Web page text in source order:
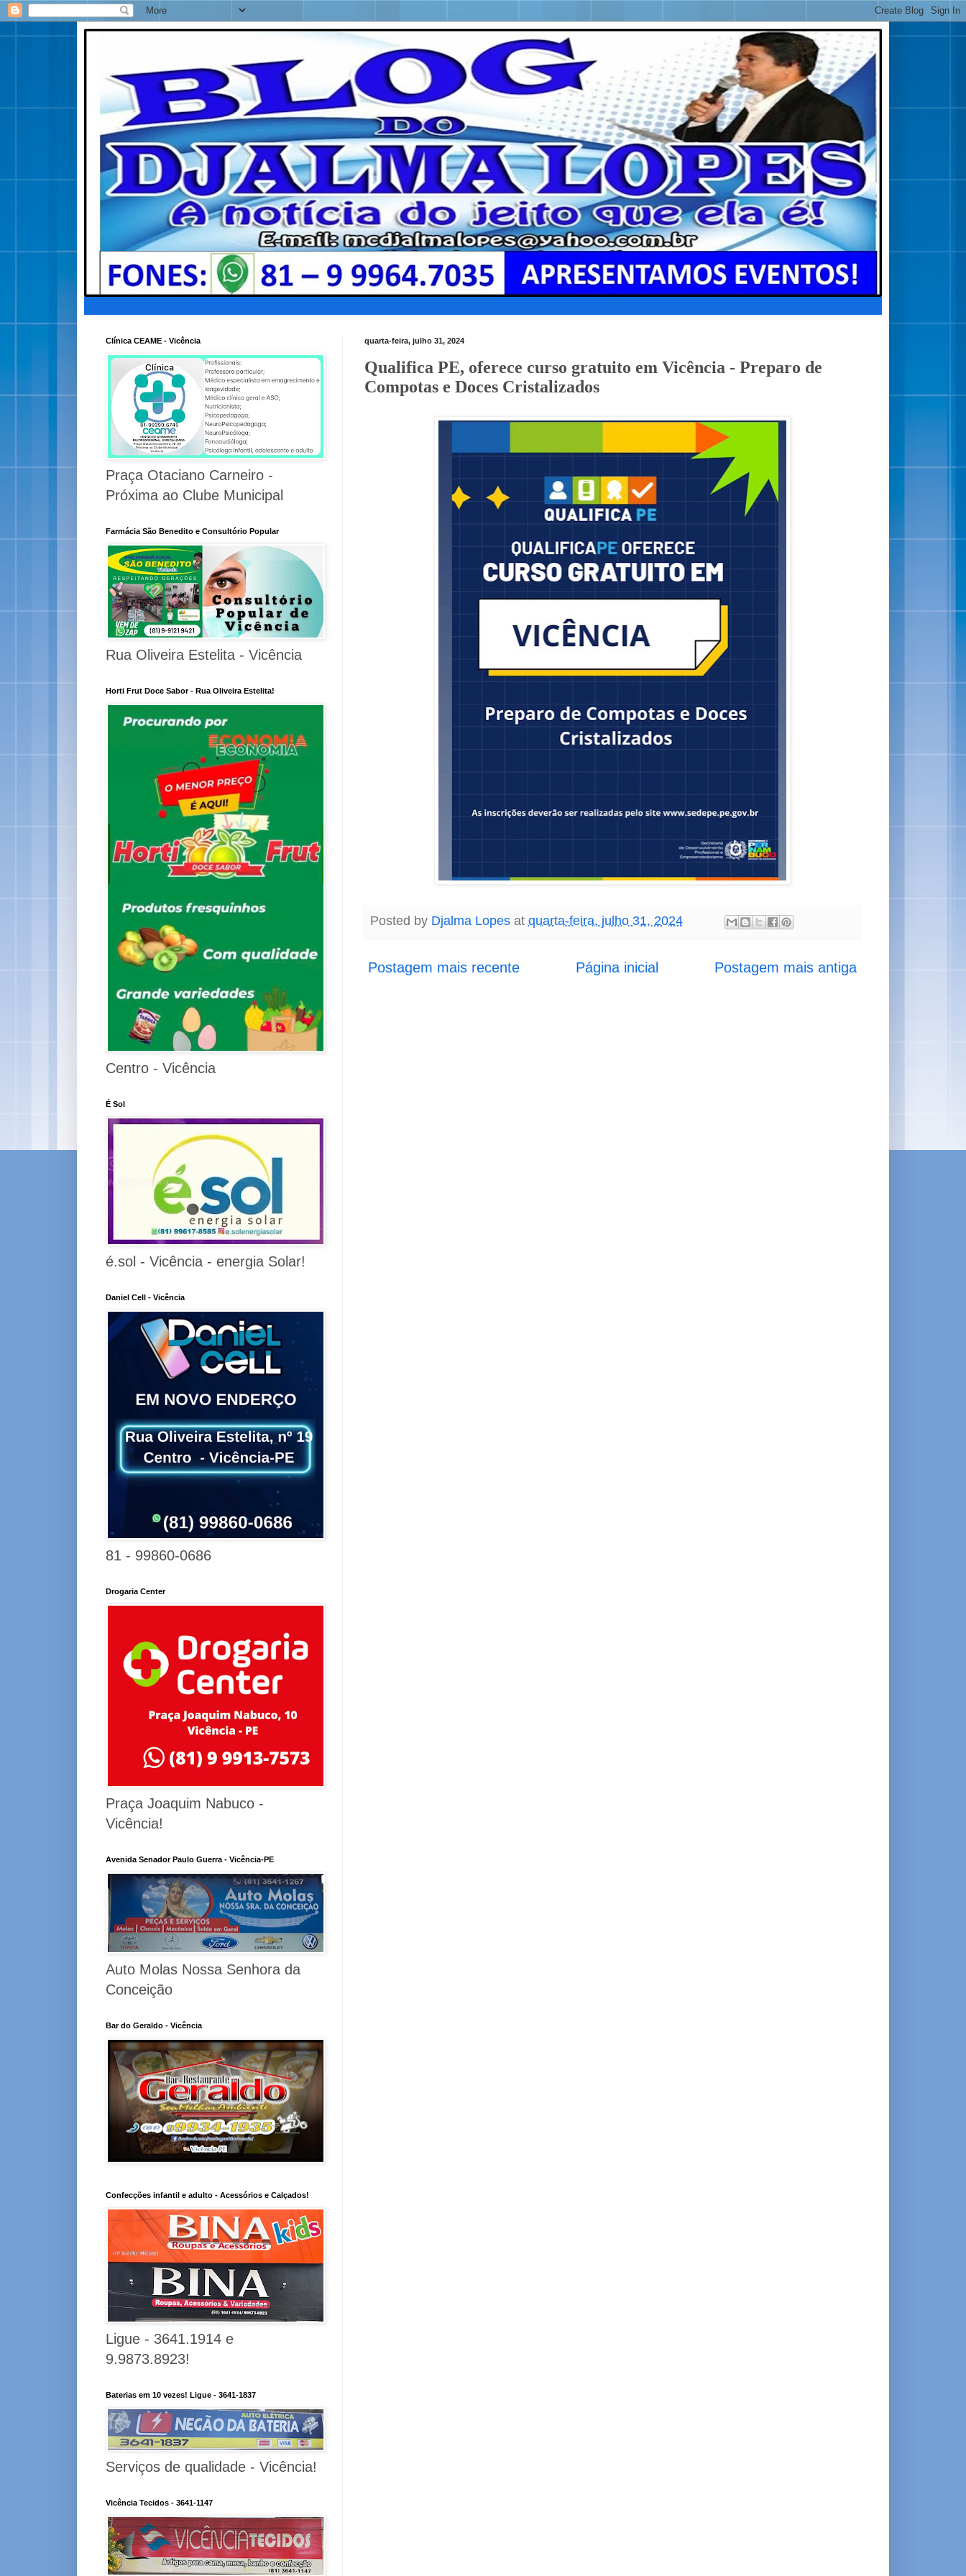
quarta-feira, julho 31, 2024
Qualifica PE, oferece curso gratuito em Vicência - Preparo de
Compotas e Doces Cristalizados
Posted by Djalma Lopes at quarta-feira, julho 31, 2024
Postagem mais recente Postagem mais antiga
Página inicial
Clínica CEAME - Vicência
Praça Otaciano Carneiro -
Próxima ao Clube Municipal
Farmácia São Benedito e Consultório Popular
Rua Oliveira Estelita - Vicência
Horti Frut Doce Sabor - Rua Oliveira Estelita!
Centro - Vicência
É Sol
é.sol - Vicência - energia Solar!
Daniel Cell - Vicência
81 - 99860-0686
Drogaria Center
Praça Joaquim Nabuco -
Vicência!
Avenida Senador Paulo Guerra - Vicência-PE
Auto Molas Nossa Senhora da
Conceição
Bar do Geraldo - Vicência
Confecções infantil e adulto - Acessórios e Calçados!
Ligue - 3641.1914 e
9.9873.8923!
Baterias em 10 vezes! Ligue - 3641-1837
Serviços de qualidade - Vicência!
Vicência Tecidos - 3641-1147